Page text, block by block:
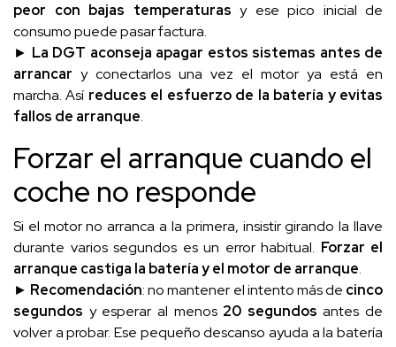
peor con bajas temperaturas y ese pico inicial de
consumo puede pasar factura.
► La DGT aconseja apagar estos sistemas antes de
arrancar y conectarlos una vez el motor ya está en
marcha. Así reduces el esfuerzo de la batería y evitas
fallos de arranque.
Forzar el arranque cuando el
coche no responde
Si el motor no arranca a la primera, insistir girando la llave
durante varios segundos es un error habitual. Forzar el
arranque castiga la batería y el motor de arranque.
► Recomendación: no mantener el intento más de cinco
segundos y esperar al menos 20 segundos antes de
volver a probar. Ese pequeño descanso ayuda a la batería